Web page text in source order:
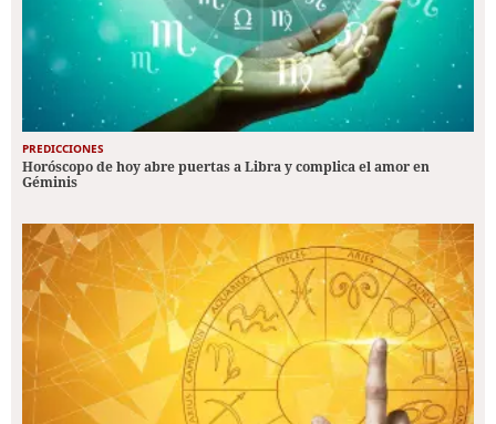
PREDICCIONES
Horóscopo de hoy abre puertas a Libra y complica el amor en
Géminis